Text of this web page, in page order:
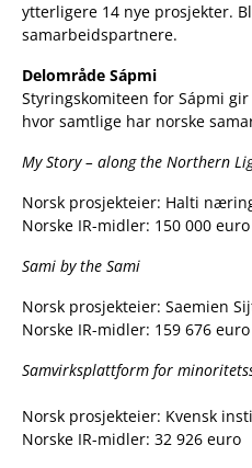
ytterligere 14 nye prosjekter.
samarbeidspartnere.
Delområde Sápmi
Styringskomiteen for Sápmi
hvor samtlige har norske
My Story – along the Northern
Norsk prosjekteier: Halti
Norske IR-midler: 150 000 euro
Sami by the Sami
Norsk prosjekteier: Saemien
Norske IR-midler: 159 676 euro
Samvirksplattform for
Norsk prosjekteier: Kvensk
Norske IR-midler: 32 926 euro